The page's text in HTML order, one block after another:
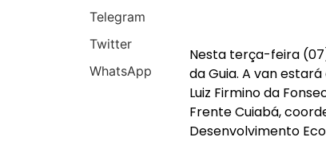
Telegram
Twitter
WhatsApp
Nesta terça-feira
da Guia. A van
Luiz Firmino da
Frente Cuiabá,
Desenvolvimento